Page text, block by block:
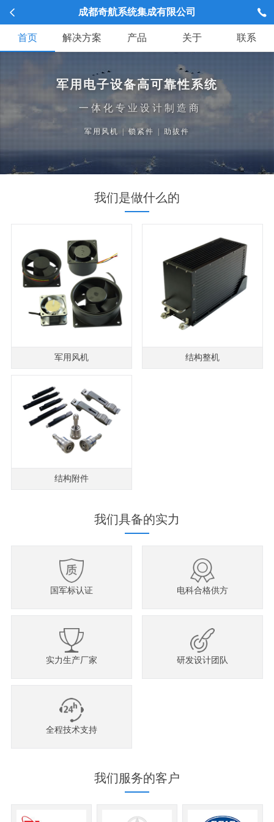
成都奇航系统集成有限公司
首页 解决方案 产品 关于 联系
军用电子设备高可靠性系统
一体化专业设计制造商
军用风机 | 锁紧件 | 助拔件
我们是做什么的
军用风机 结构整机
结构附件
我们具备的实力
国军标认证 电科合格供方
实力生产厂家 研发设计团队
全程技术支持
我们服务的客户